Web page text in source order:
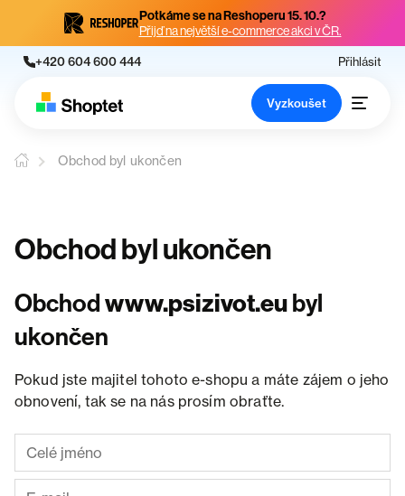
Potkáme se na Reshoperu 15. 10.?
Přijď na největší e-commerce akci v ČR.
+420 604 600 444 Přihlásit
Vyzkoušet
Obchod byl ukončen
Obchod byl ukončen
Obchodwww.psizivot.eubyl
ukončen
Pokud jste majitel tohoto e-shopu a máte zájem o jeho
obnovení, tak se na nás prosím obraťte.